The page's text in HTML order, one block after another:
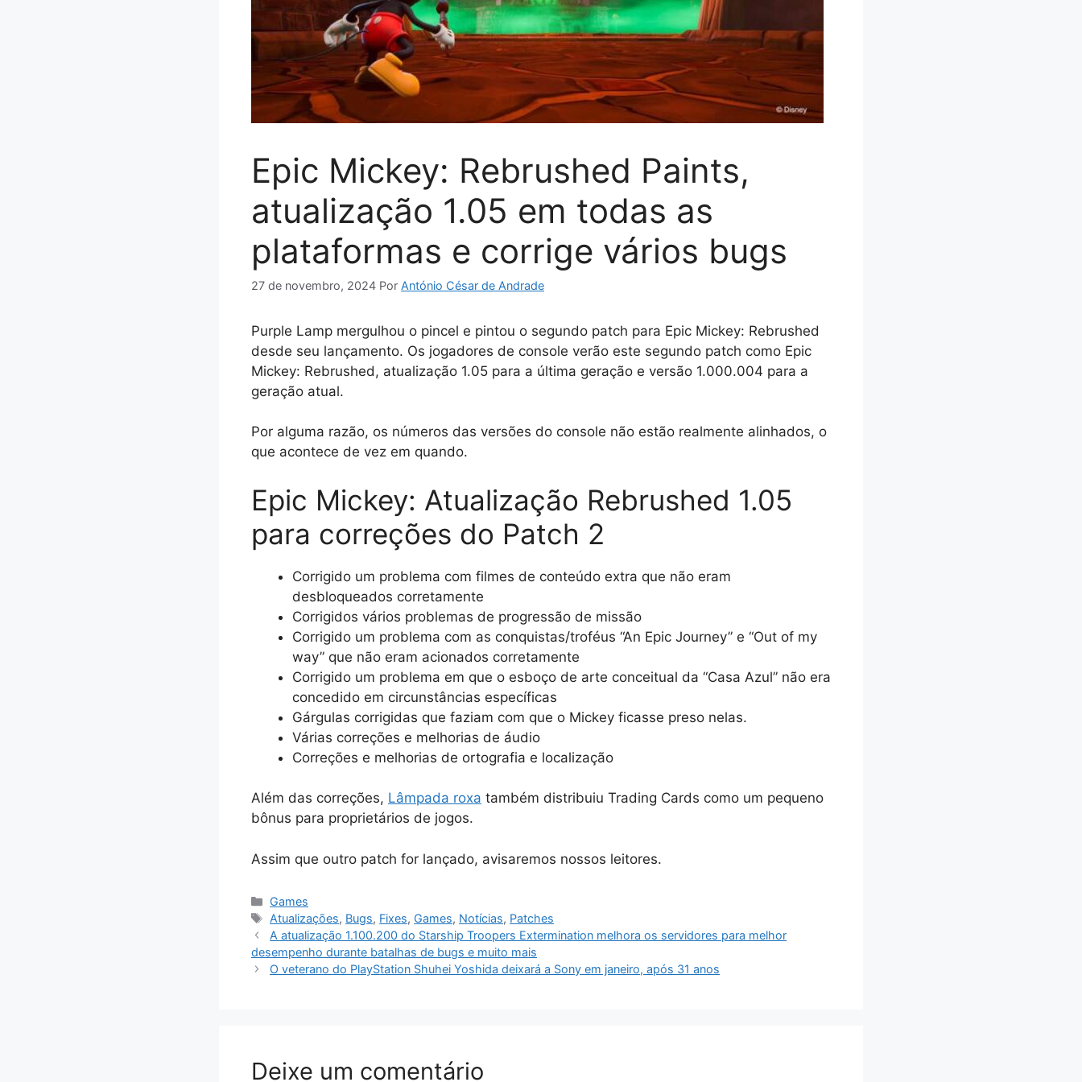
Epic Mickey: Rebrushed Paints,
atualização 1.05 em todas as
plataformas e corrige vários bugs
27 de novembro, 2024 Por António César de Andrade
Purple Lamp mergulhou o pincel e pintou o segundo patch para Epic Mickey: Rebrushed
desde seu lançamento. Os jogadores de console verão este segundo patch como Epic
Mickey: Rebrushed, atualização 1.05 para a última geração e versão 1.000.004 para a
geração atual.
Por alguma razão, os números das versões do console não estão realmente alinhados, o
que acontece de vez em quando.
Epic Mickey: Atualização Rebrushed 1.05
para correções do Patch 2
Corrigido um problema com filmes de conteúdo extra que não eram
desbloqueados corretamente
Corrigidos vários problemas de progressão de missão
Corrigido um problema com as conquistas/troféus “An Epic Journey” e “Out of my
way” que não eram acionados corretamente
Corrigido um problema em que o esboço de arte conceitual da “Casa Azul” não era
concedido em circunstâncias específicas
Gárgulas corrigidas que faziam com que o Mickey ficasse preso nelas.
Várias correções e melhorias de áudio
Correções e melhorias de ortografia e localização
Além das correções, Lâmpada roxa também distribuiu Trading Cards como um pequeno
bônus para proprietários de jogos.
Assim que outro patch for lançado, avisaremos nossos leitores.
Categorias
Games
Tags
Atualizações, Bugs, Fixes, Games, Notícias, Patches
A atualização 1.100.200 do Starship Troopers Extermination melhora os servidores para melhor
desempenho durante batalhas de bugs e muito mais
O veterano do PlayStation Shuhei Yoshida deixará a Sony em janeiro, após 31 anos
Deixe um comentário